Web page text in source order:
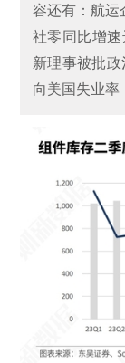
容还有：航运
社零同比增
新理事被批
向美国失业率